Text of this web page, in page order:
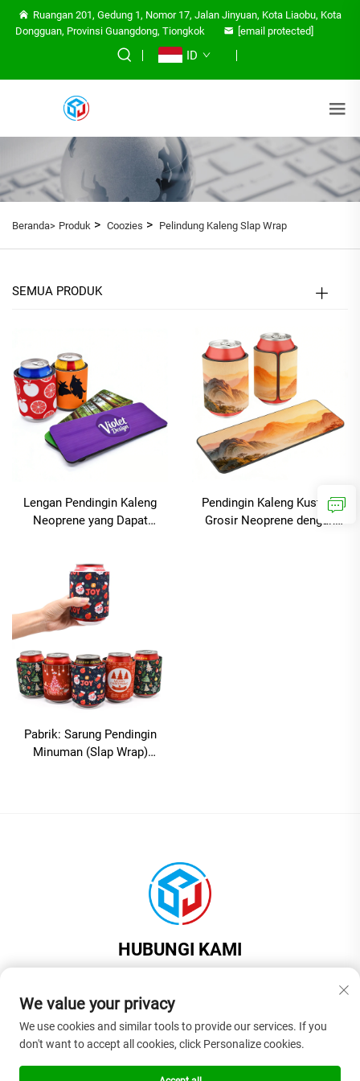
Ruangan 201, Gedung 1, Nomor 17, Jalan Jinyuan, Kota Liaobu, Kota
Dongguan, Provinsi Guangdong, Tiongkok
[email protected]
ID
Beranda> Produk > Coozies > Pelindung Kaleng Slap Wrap
SEMUA PRODUK
Lengan Pendingin Kaleng
Neoprene yang Dapat
Pendingin Slap Coozies dan
Lengan Slap Wrap untuk
Kaleng 330 ml
Pendingin Kaleng Kustom
Grosir Neoprene dengan
Pabrik: Sarung Pendingin
Minuman (Slap Wrap)
HUBUNGI KAMI
Kota Dongguan, Provinsi Guangdong, Tiongkok
Tel:
+86-18925575108
Surel:[email protected]
We value your privacy
We use cookies and similar tools to provide our services. If you
don't want to accept all cookies, click Personalize cookies.